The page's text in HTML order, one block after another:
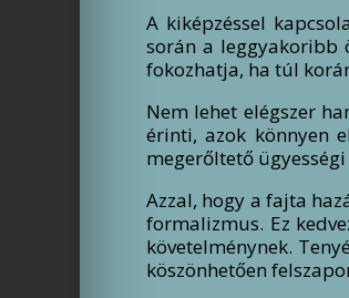
A kiképzéssel
során a leggyakoribb
fokozhatja, ha túl
Nem lehet elégszer
érinti, azok könnyen
megerőltető
Azzal, hogy a fajta
formalizmus. Ez
követelménynek.
köszönhetően